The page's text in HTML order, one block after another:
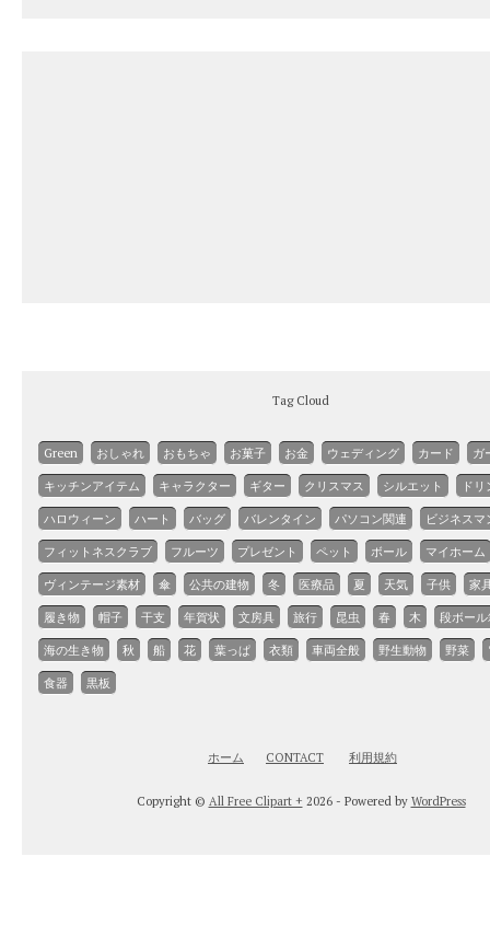
Tag Cloud
Green おしゃれ おもちゃ お菓子 お金 ウェディング カード ガ
キッチンアイテム キャラクター ギター クリスマス シルエット ド
ハロウィーン ハート バッグ バレンタイン パソコン関連 ビジネスマ
フィットネスクラブ フルーツ プレゼント ペット ボール マイホーム
ヴィンテージ素材 傘 公共の建物 冬 医療品 夏 天気 子供 家
履き物 帽子 干支 年賀状 文房具 旅行 昆虫 春 木 段ボー
海の生き物 秋 船 花 葉っぱ 衣類 車両全般 野生動物 野菜
食器 黒板
ホーム CONTACT 利用規約
Copyright © All Free Clipart + 2026 - Powered by WordPress